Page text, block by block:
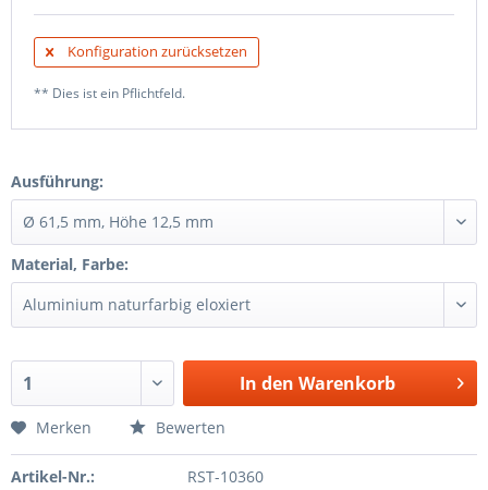
Konfiguration zurücksetzen
** Dies ist ein Pflichtfeld.
Ausführung:
Material, Farbe:
In den Warenkorb
Merken Bewerten
Artikel-Nr.: RST-10360